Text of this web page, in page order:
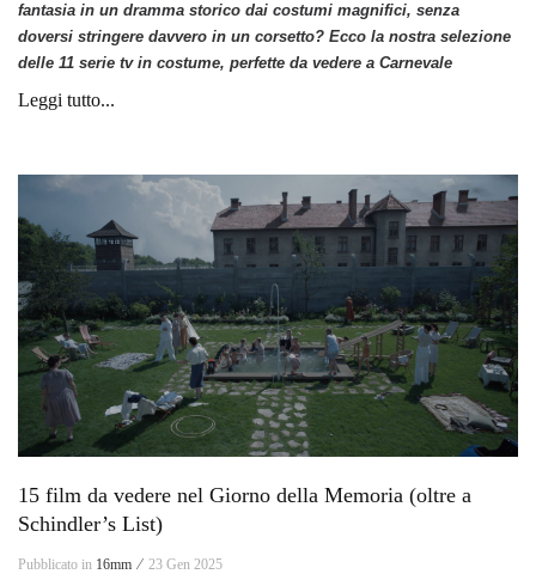
fantasia in un dramma storico dai costumi magnifici, senza
doversi stringere davvero in un corsetto? Ecco la nostra selezione
delle 11 serie tv in costume, perfette da vedere a Carnevale
Leggi tutto...
15 film da vedere nel Giorno della Memoria (oltre a
Schindler’s List)
Pubblicato in 16mm ⁄ 23 Gen 2025